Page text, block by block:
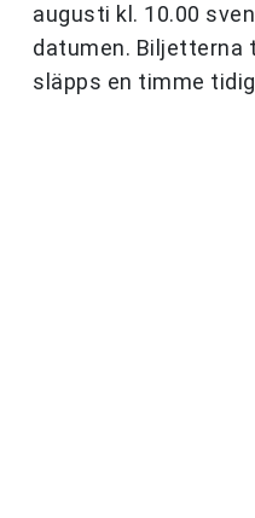
augusti kl. 10.00
datumen. Biljetterna
släpps en timme